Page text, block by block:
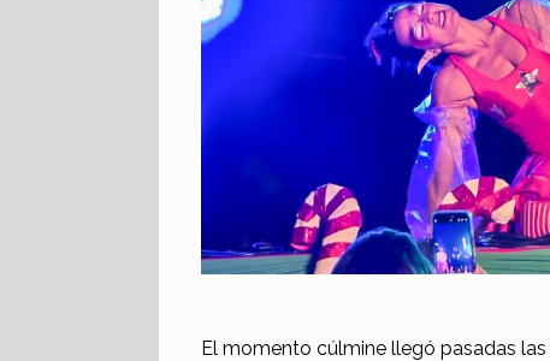
El momento cúlmine llegó pasadas las